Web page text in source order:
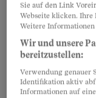
Sie auf den Link
Webseite klicken. Ihre
Weitere
Wir und unsere
bereitzustellen:
Verwendung genauer
Identifikation aktiv
Informationen auf